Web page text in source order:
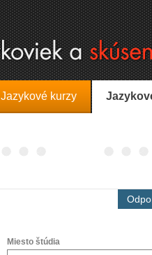
Jazykové kurzy
Miesto štúdia